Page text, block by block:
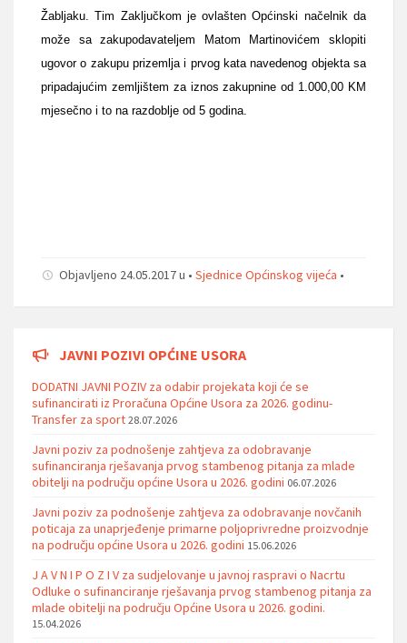
Žabljaku. Tim Zaključkom je ovlašten Općinski načelnik da
može sa zakupodavateljem Matom Martinovićem sklopiti
ugovor o zakupu prizemlja i prvog kata navedenog objekta sa
pripadajućim zemljištem za iznos zakupnine od 1.000,00 KM
mjesečno i to na razdoblje od 5 godina.
Objavljeno 24.05.2017 u • Sjednice Općinskog vijeća •
JAVNI POZIVI OPĆINE USORA
DODATNI JAVNI POZIV za odabir projekata koji će se
sufinancirati iz Proračuna Općine Usora za 2026. godinu-
Transfer za sport 28.07.2026
Javni poziv za podnošenje zahtjeva za odobravanje
sufinanciranja rješavanja prvog stambenog pitanja za mlade
obitelji na području općine Usora u 2026. godini 06.07.2026
Javni poziv za podnošenje zahtjeva za odobravanje novčanih
poticaja za unaprjeđenje primarne poljoprivredne proizvodnje
na području općine Usora u 2026. godini 15.06.2026
J A V N I P O Z I V za sudjelovanje u javnoj raspravi o Nacrtu
Odluke o sufinanciranje rješavanja prvog stambenog pitanja za
mlade obitelji na području Općine Usora u 2026. godini.
15.04.2026